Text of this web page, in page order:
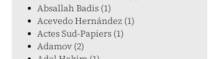
Absallah Badis (1)
Acevedo Hernández (1)
Actes Sud-Papiers (1)
Adamov (2)